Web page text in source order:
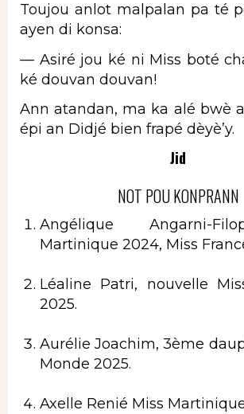
Toujou anlot malpalan pa té
ayen di konsa:
— Asiré jou ké ni Miss boté
ké douvan douvan!
Ann atandan, ma ka alé bwè
épi an Didjé bien frapé dèyè’y.
Jid
NOT POU KONPRANN
Angélique Angarni-
Martinique 2024, Miss
Léaline Patri, nouvelle
2025.
Aurélie Joachim, 3ème
Monde 2025.
Axelle Renié Miss